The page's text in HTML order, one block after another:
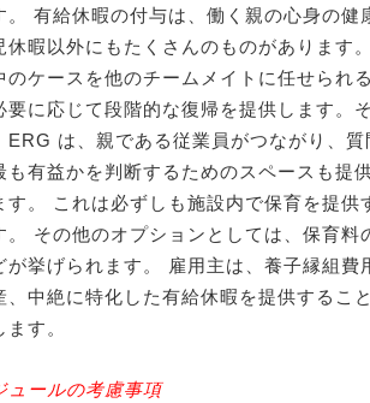
。 有給休暇の付与は、働く親の心身の
休暇以外にもたくさんのものがありま
のケースを他のチームメイトに任せら
要に応じて段階的な復帰を提供します
ERG は、親である従業員がつながり、
も有益かを判断するためのスペースも
す。 これは必ずしも施設内で保育を提
。 その他のオプションとしては、保育
が挙げられます。 雇用主は、養子縁組
、中絶に特化した有給休暇を提供する
す。
ュールの考慮事項